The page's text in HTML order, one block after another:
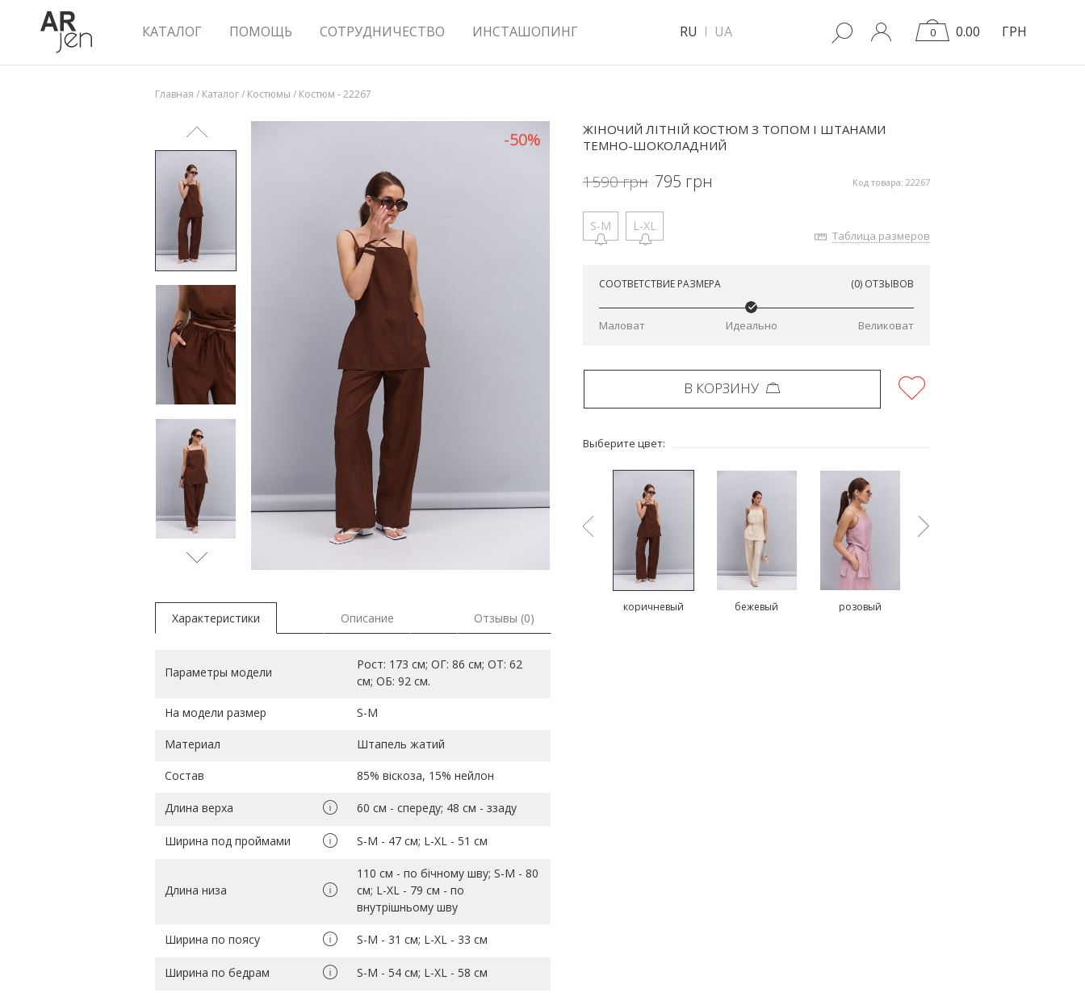
КАТАЛОГ ПОМОЩЬ СОТРУДНИЧЕСТВО ИНСТАШОПИНГ RU UA 0 0.00 ГРН
Главная / Каталог/ Костюмы / Костюм - 22267
ЖІНОЧИЙ ЛІТНІЙ КОСТЮМ З ТОПОМ І ШТАНАМИ
ТЕМНО-ШОКОЛАДНИЙ
1590грн 795 грн Код товара: 22267
S-M L-XL
Таблица размеров
СООТВЕТСТВИЕ РАЗМЕРА
(0) ОТЗЫВОВ
Маловат Идеально Великоват
В КОРЗИНУ
Выберите цвет:
коричневый бежевый розовый
-50%
Характеристики Описание Отзывы (0)
Параметры модели
Рост: 173 см; ОГ: 86 см; ОТ: 62
см; ОБ: 92 см.
На модели размер S-M
Материал Штапель жатий
Состав 85% віскоза, 15% нейлон
Длина верха 60 см - спереду; 48 см - ззаду
Ширина под проймами S-M - 47 см; L-ХL - 51 см
Длина низа
110 см - по бічному шву; S-M - 80
см; L-ХL - 79 см - по
внутрішньому шву
Ширина по поясу S-M - 31 см; L-ХL - 33 см
Ширина по бедрам S-M - 54 см; L-ХL - 58 см